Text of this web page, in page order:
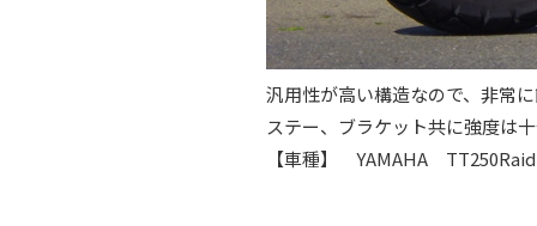
汎用性が高い構造なので、非常
ステー、ブラケット共に強度は
【車種】 YAMAHA